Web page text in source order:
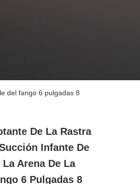
del fango 6 pulgadas 8
De La Rastra
Infante De
Arena De La
6 Pulgadas 8